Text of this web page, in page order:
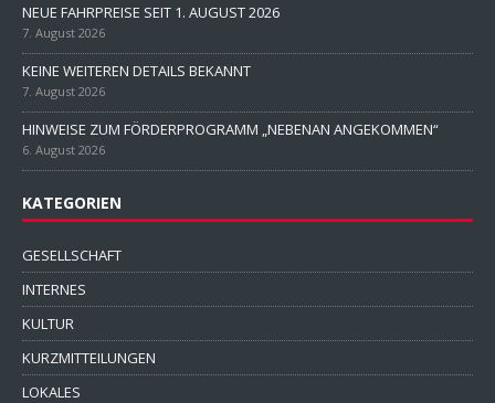
NEUE FAHRPREISE SEIT 1. AUGUST 2026
7. August 2026
KEINE WEITEREN DETAILS BEKANNT
7. August 2026
HINWEISE ZUM FÖRDERPROGRAMM „NEBENAN ANGEKOMMEN“
6. August 2026
KATEGORIEN
GESELLSCHAFT
INTERNES
KULTUR
KURZMITTEILUNGEN
LOKALES